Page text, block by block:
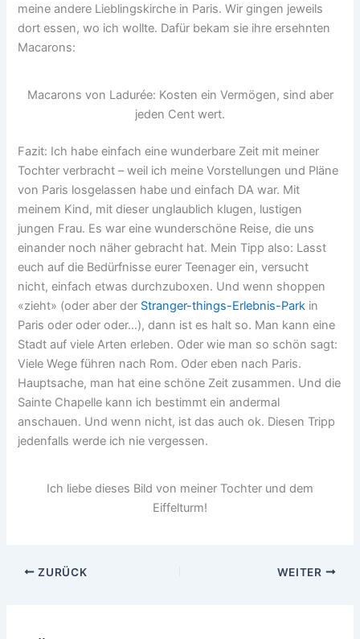
meine andere Lieblingskirche in Paris. Wir gingen jeweils
dort essen, wo ich wollte. Dafür bekam sie ihre ersehnten
Macarons:
Macarons von Ladurée: Kosten ein Vermögen, sind aber
jeden Cent wert.
Fazit: Ich habe einfach eine wunderbare Zeit mit meiner
Tochter verbracht – weil ich meine Vorstellungen und Pläne
von Paris losgelassen habe und einfach DA war. Mit
meinem Kind, mit dieser unglaublich klugen, lustigen
jungen Frau. Es war eine wunderschöne Reise, die uns
einander noch näher gebracht hat. Mein Tipp also: Lasst
euch auf die Bedürfnisse eurer Teenager ein, versucht
nicht, einfach etwas durchzuboxen. Und wenn shoppen
«zieht» (oder aber der Stranger-things-Erlebnis-Park in
Paris oder oder oder…), dann ist es halt so. Man kann eine
Stadt auf viele Arten erleben. Oder wie man so schön sagt:
Viele Wege führen nach Rom. Oder eben nach Paris.
Hauptsache, man hat eine schöne Zeit zusammen. Und die
Sainte Chapelle kann ich bestimmt ein andermal
anschauen. Und wenn nicht, ist das auch ok. Diesen Tripp
jedenfalls werde ich nie vergessen.
Ich liebe dieses Bild von meiner Tochter und dem
Eiffelturm!
ZURÜCK WEITER